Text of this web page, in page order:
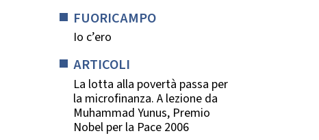
FUORICAMPO
Io c’ero
ARTICOLI
La lotta alla povertà passa per
la microfinanza. A lezione da
Muhammad Yunus, Premio
Nobel per la Pace 2006